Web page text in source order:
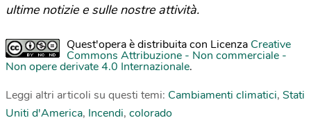
ultime notizie e sulle nostre attività.
Quest'opera è distribuita con Licenza Creative
Commons Attribuzione - Non commerciale -
Non opere derivate 4.0 Internazionale.
Leggi altri articoli su questi temi: Cambiamenti climatici, Stati
Uniti d'America, Incendi, colorado